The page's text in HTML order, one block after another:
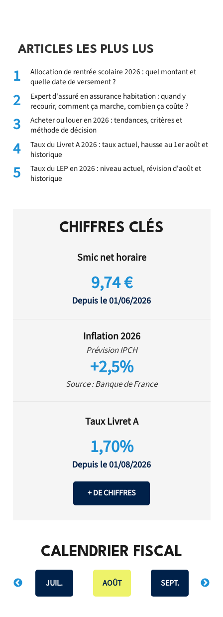
ARTICLES LES PLUS LUS
1
Allocation de rentrée scolaire 2026 : quel montant et
quelle date de versement ?
2
Expert d'assuré en assurance habitation : quand y
recourir, comment ça marche, combien ça coûte ?
3
Acheter ou louer en 2026 : tendances, critères et
méthode de décision
4
Taux du Livret A 2026 : taux actuel, hausse au 1er août et
historique
5
Taux du LEP en 2026 : niveau actuel, révision d'août et
historique
CHIFFRES CLÉS
Smic net horaire
9,74 €
Depuis le 01/06/2026
Inflation 2026
Prévision IPCH
+2,5%
Source : Banque de France
Taux Livret A
1,70%
Depuis le 01/08/2026
+ DE CHIFFRES
CALENDRIER FISCAL
JUIL. AOÛT SEPT.